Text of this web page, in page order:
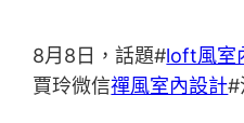
8月8日，話題#loft風室
賈玲微信禪風室內設計#